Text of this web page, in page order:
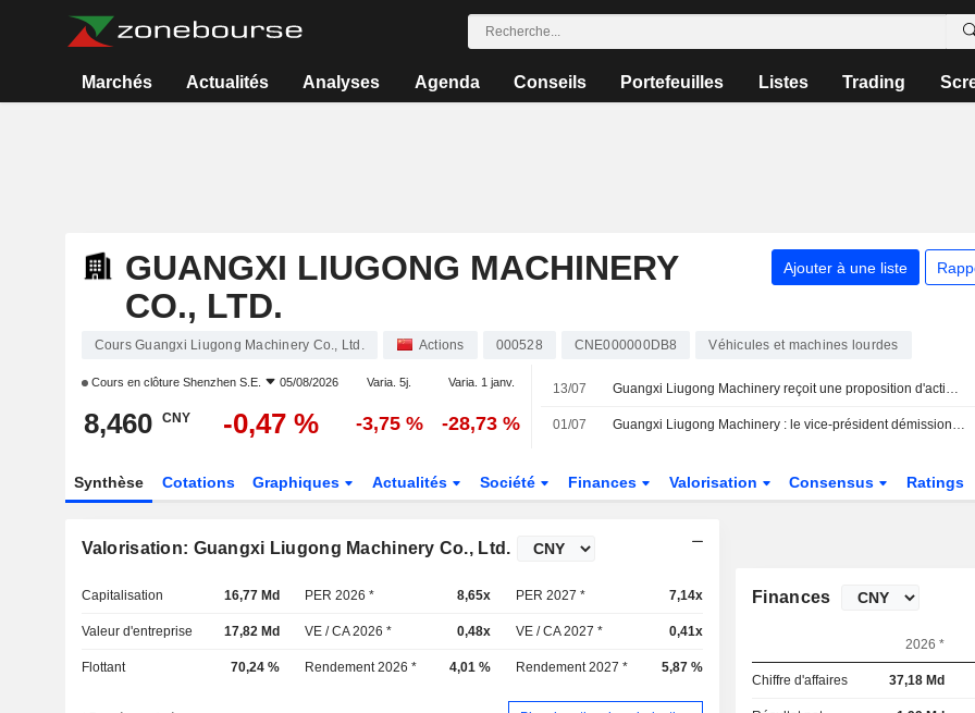
Marchés Actualités Analyses Agenda Conseils Portefeuilles Listes Trading
GUANGXI LIUGONG MACHINERY
CO., LTD.
Ajouter à une liste
Cours Guangxi Liugong Machinery Co., Ltd. Actions 000528 CNE000000DB8 Véhicules et machines lourdes
Cours en clôture Shenzhen S.E. 05/08/2026 Varia. 5j. Varia. 1 janv.
8,460 CNY -0,47 % -3,75 % -28,73 %
13/07 Guangxi Liugong Machinery reçoit une proposition d'actionnaire de la part de Guangxi Liugong Group
01/07 Guangxi Liugong Machinery : le vice-président démissionne de son poste de directeur financier, un successeur nommé
Synthèse Cotations Graphiques Actualités Société Finances Valorisation Consensus Ratings
Valorisation: Guangxi Liugong Machinery Co., Ltd.
Capitalisation 16,77 Md PER 2026 * 8,65x PER 2027 * 7,14x
Valeur d'entreprise 17,82 Md VE / CA 2026 * 0,48x VE / CA 2027 * 0,41x
Flottant 70,24 % Rendement 2026 * 4,01 % Rendement 2027 * 5,87 %
Finances
2026 *
Chiffre d'affaires 37,18 Md